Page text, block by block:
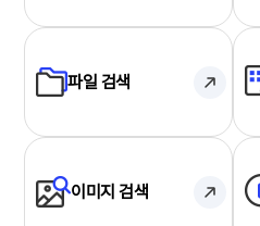
파일 검색
이미지 검색